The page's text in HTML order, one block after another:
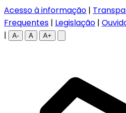
Acesso à informação |
Frequentes | Legislação |
|
A- A A+